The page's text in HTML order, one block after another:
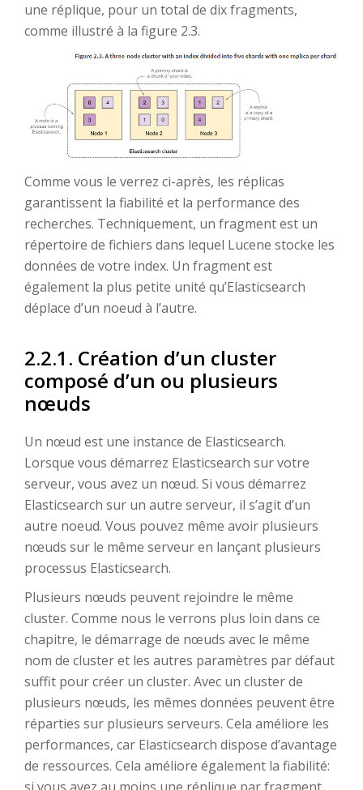
une réplique, pour un total de dix fragments,
comme illustré à la figure 2.3.
Comme vous le verrez ci-après, les réplicas
garantissent la fiabilité et la performance des
recherches. Techniquement, un fragment est un
répertoire de fichiers dans lequel Lucene stocke les
données de votre index. Un fragment est
également la plus petite unité qu’Elasticsearch
déplace d’un noeud à l’autre.
2.2.1. Création d’un cluster
composé d’un ou plusieurs
nœuds
Un nœud est une instance de Elasticsearch.
Lorsque vous démarrez Elasticsearch sur votre
serveur, vous avez un nœud. Si vous démarrez
Elasticsearch sur un autre serveur, il s’agit d’un
autre noeud. Vous pouvez même avoir plusieurs
nœuds sur le même serveur en lançant plusieurs
processus Elasticsearch.
Plusieurs nœuds peuvent rejoindre le même
cluster. Comme nous le verrons plus loin dans ce
chapitre, le démarrage de nœuds avec le même
nom de cluster et les autres paramètres par défaut
suffit pour créer un cluster. Avec un cluster de
plusieurs nœuds, les mêmes données peuvent être
réparties sur plusieurs serveurs. Cela améliore les
performances, car Elasticsearch dispose d’avantage
de ressources. Cela améliore également la fiabilité: